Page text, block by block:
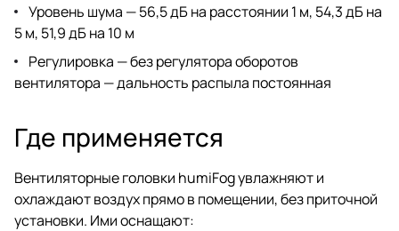
Уровень шума — 56,5 дБ на расстоянии 1 м, 54,3 дБ на
5 м, 51,9 дБ на 10 м
Регулировка — без регулятора оборотов
вентилятора — дальность распыла постоянная
Где применяется
Вентиляторные головки humiFog увлажняют и
охлаждают воздух прямо в помещении, без приточной
установки. Ими оснащают: